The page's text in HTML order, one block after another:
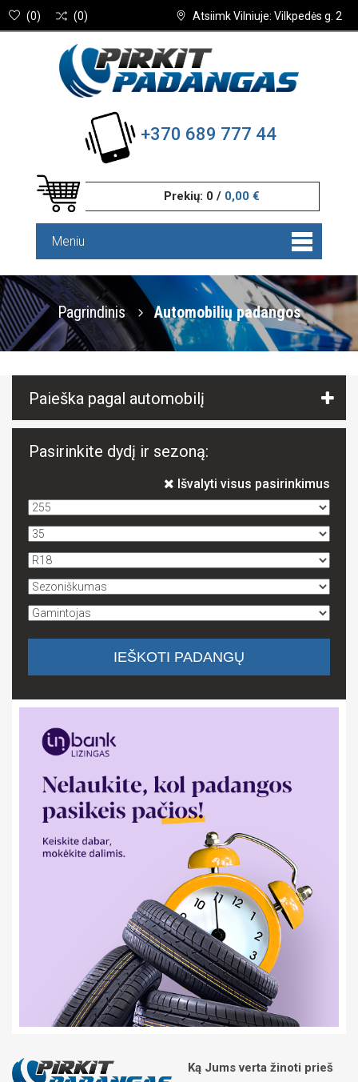
Atsiimk Vilniuje: Vilkpedės g. 2
(0) (0)
+370 689 777 44
Prekių: 0 / 0,00 €
Meniu
Pagrindinis Automobilių padangos
Paieška pagal automobilį
Pasirinkite dydį ir sezoną:
Išvalyti visus pasirinkimus
Ką Jums verta žinoti prieš